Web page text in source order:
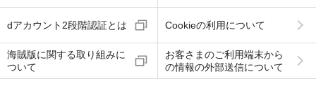
dアカウント2段階認証とは Cookieの利用について
海賊版に関する取り組みに
ついて
お客さまのご利用端末から
の情報の外部送信について